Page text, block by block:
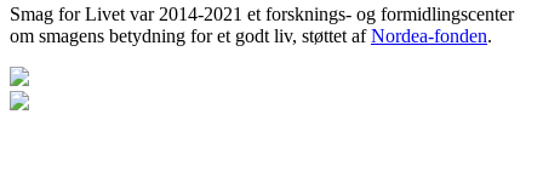
Smag for Livet var 2014-2021 et forsknings- og formidlingscenter
om smagens betydning for et godt liv, støttet afNordea-fonden.